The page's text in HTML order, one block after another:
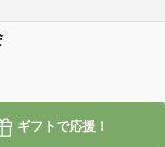
ギフトで応援！